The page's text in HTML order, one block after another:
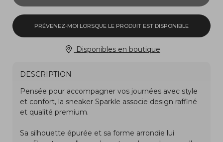
PRÉVENEZ-MOI LORSQUE LE PRODUIT EST DISPONIBLE
Disponibles en boutique
DESCRIPTION